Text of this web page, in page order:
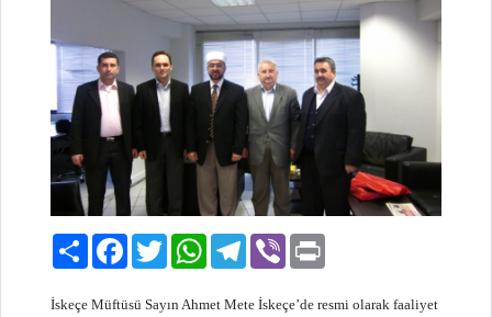
PaylaşFacebook
TwitterWhatsAppTelegram
Viber
İskeçe Müftüsü Sayın Ahmet Mete İskeçe’de resmi olarak faaliyet